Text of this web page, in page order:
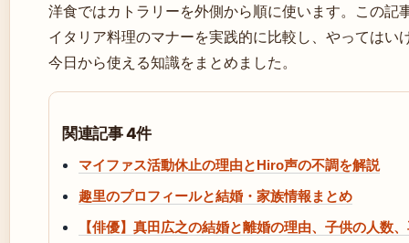
洋食ではカトラリーを外側から順に使います。この記
イタリア料理のマナーを実践的に比較し、やってはい
今日から使える知識をまとめました。
関連記事 4件
マイファス活動休止の理由とHiro声の不調を解説
趣里のプロフィールと結婚・家族情報まとめ
【俳優】真田広之の結婚と離婚の理由、子供の人数